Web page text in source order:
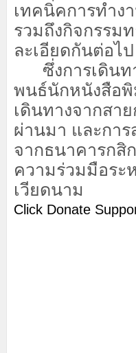
เทคนิคการทำ
รวมถึงกิจกรรม
ละเอียดกันต่อไป
ซึ่งการเดินทา
พนธ์นักหนังสือพิ
เดินทางจากสา
ผ่านมา และกา
จากธนาคารกสิ
ความร่วมมือระ
เวียดนาม
Click Donate